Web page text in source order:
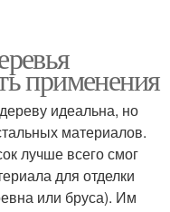
применения
идеальна, но
материалов.
лучше всего смог
для отделки
или бруса). Им